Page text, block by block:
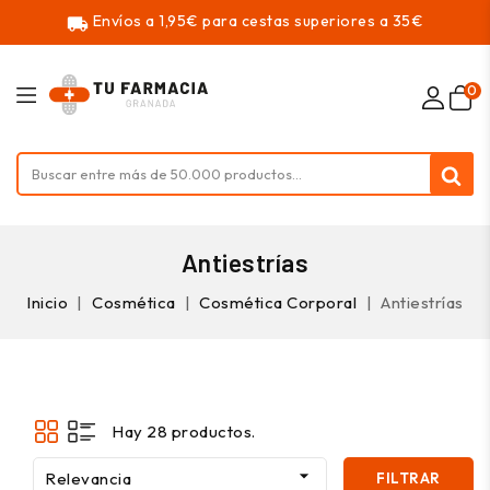
local_shipping Envíos a 1,95€ para cestas superiores a 35€
0
Antiestrías
Inicio Cosmética Cosmética Corporal Antiestrías
Hay 28 productos.
Relevancia  FILTRAR